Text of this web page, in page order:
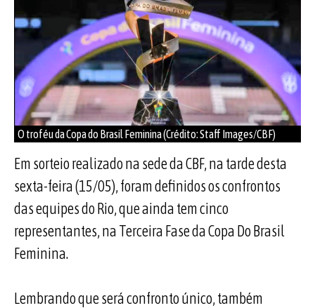
O troféu da Copa do Brasil Feminina (Crédito: Staff Images/CBF)
Em sorteio realizado na sede da CBF, na tarde desta
sexta-feira (15/05), foram definidos os confrontos
das equipes do Rio, que ainda tem cinco
representantes, na Terceira Fase da Copa Do Brasil
Feminina.
Lembrando que será confronto único, também